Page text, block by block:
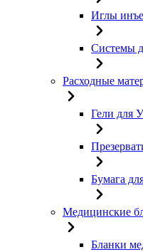
Иглы
Системы
Расходные
Гели для
Бумага
Медицинские
Бланки